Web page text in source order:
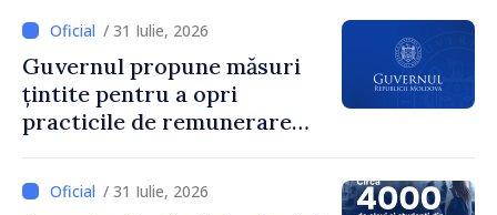
dezvoltar/ 31 Iulie, 2026
Guvernul propune măsuri
țintite pentru a opri
practicile de remunerare
/ 31 Iulie, 2026